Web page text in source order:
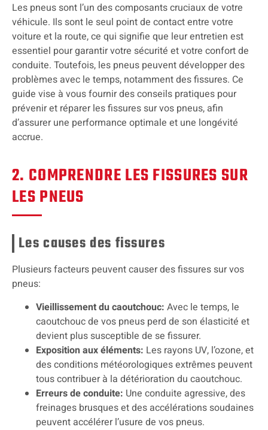
Les pneus sont l’un des composants cruciaux de votre
véhicule. Ils sont le seul point de contact entre votre
voiture et la route, ce qui signifie que leur entretien est
essentiel pour garantir votre sécurité et votre confort de
conduite. Toutefois, les pneus peuvent développer des
problèmes avec le temps, notamment des fissures. Ce
guide vise à vous fournir des conseils pratiques pour
prévenir et réparer les fissures sur vos pneus, afin
d’assurer une performance optimale et une longévité
accrue.
2. COMPRENDRE LES FISSURES SUR
LES PNEUS
Les causes des fissures
Plusieurs facteurs peuvent causer des fissures sur vos
pneus:
Vieillissement du caoutchouc: Avec le temps, le
caoutchouc de vos pneus perd de son élasticité et
devient plus susceptible de se fissurer.
Exposition aux éléments: Les rayons UV, l’ozone, et
des conditions météorologiques extrêmes peuvent
tous contribuer à la détérioration du caoutchouc.
Erreurs de conduite: Une conduite agressive, des
freinages brusques et des accélérations soudaines
peuvent accélérer l’usure de vos pneus.